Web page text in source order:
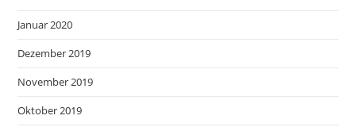
Januar 2020
Dezember 2019
November 2019
Oktober 2019